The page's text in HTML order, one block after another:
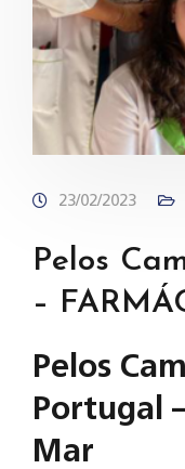
23/02/2023
Pelos
–
Pelos
Portugal
Mar